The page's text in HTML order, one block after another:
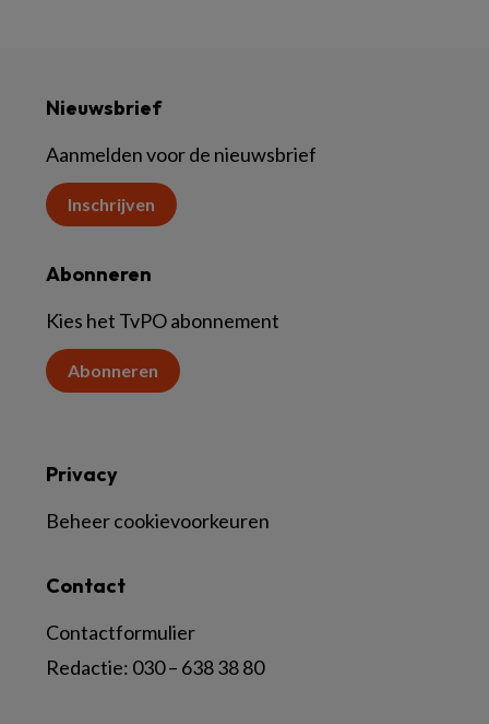
Nieuwsbrief
Aanmelden voor de nieuwsbrief
Inschrijven
Abonneren
Kies het TvPO abonnement
Abonneren
Contact
Contactformulier
Redactie: 030 – 638 38 80
Privacy
Beheer cookievoorkeuren